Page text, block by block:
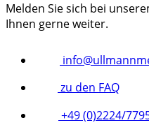
Melden Sie sich bei
Ihnen gerne weiter.
zu den FAQ
+49 (0)2224/